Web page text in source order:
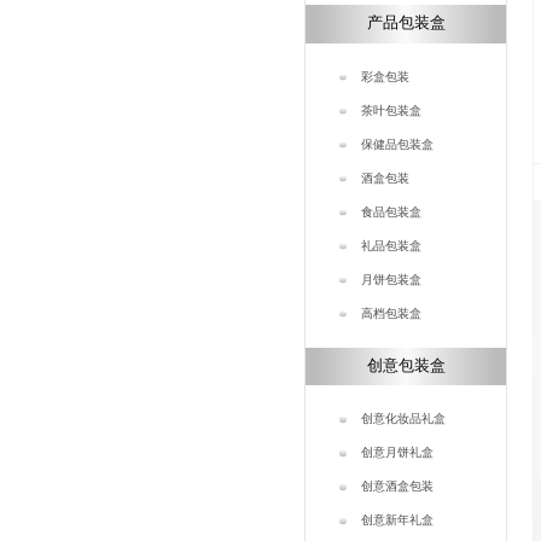
产品包装盒
彩盒包装
茶叶包装盒
保健品包装盒
酒盒包装
食品包装盒
礼品包装盒
月饼包装盒
高档包装盒
创意包装盒
创意化妆品礼盒
创意月饼礼盒
创意酒盒包装
创意新年礼盒